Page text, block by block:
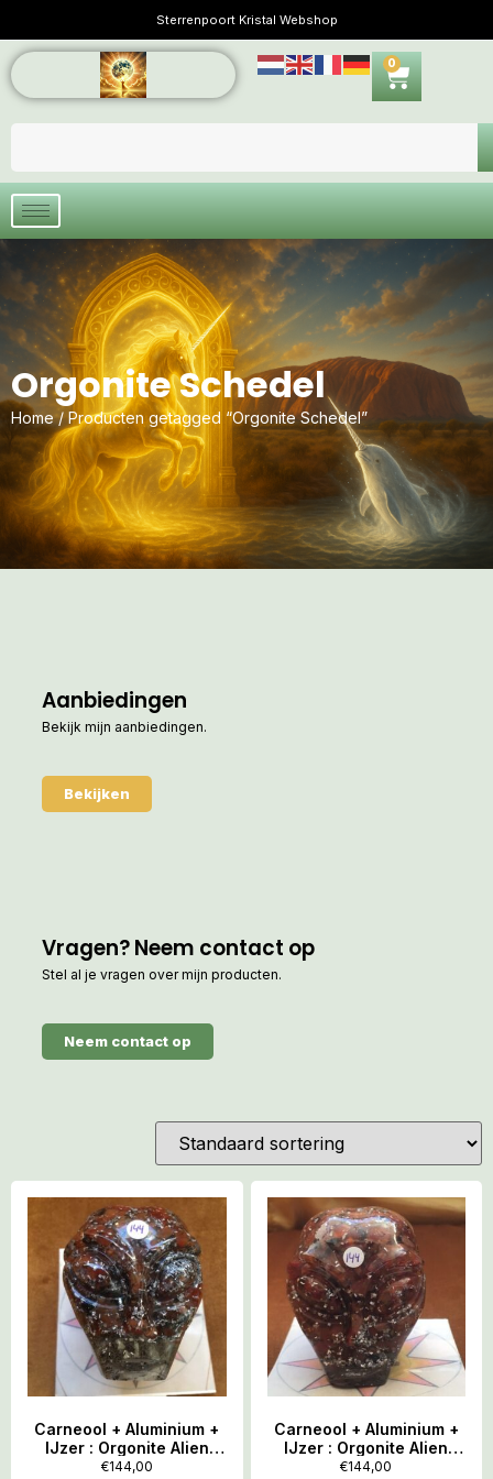
Sterrenpoort Kristal Webshop
0
Orgonite Schedel
Home/ Producten getagged “Orgonite Schedel”
Aanbiedingen
Bekijk mijn aanbiedingen.
Bekijken
Vragen? Neem contact op
Stel al je vragen over mijn producten.
Neem contact op
Carneool + Aluminium +
IJzer : Orgonite Alien
Skull 8 = 6.5 x 5.8 x 7.5
€144,00
Carneool + Aluminium +
IJzer : Orgonite Alien
Skull 9 = 6.5 x 5.8 x 7.5
€144,00